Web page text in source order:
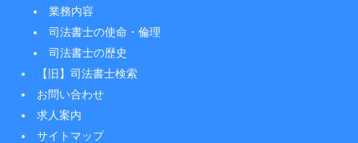
業務内容
司法書士の使命・倫理
司法書士の歴史
【旧】司法書士検索
お問い合わせ
求人案内
サイトマップ